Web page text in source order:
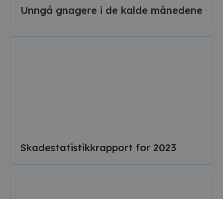
Unngå gnagere i de kalde månedene
Skadestatistikkrapport for 2023